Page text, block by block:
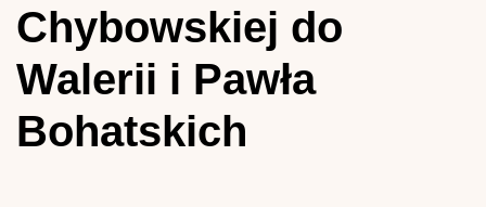
Chybowskiej do
Walerii i Pawła
Bohatskich